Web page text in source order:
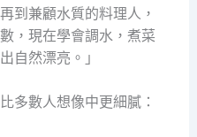
到兼顧水質的料理人，
，現在學會調水，煮菜
自然漂亮。」
多數人想像中更細膩：